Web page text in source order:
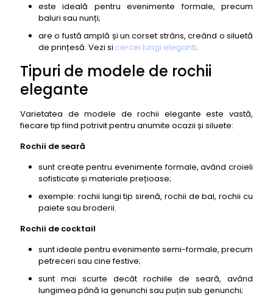
27- Modele de rochii elegante: Rochie de cocktail
cu imprimeu grafic, Stradivarius
28- Modele de rochii elegante: Rochie de ocazie
29- Modele de rochii elegante: Rochie de seară
cu paiete ombre, Asos Edition
cu imprimeu retro, Topshop
imprimeu floral pictat, Ted Baker
32- Modele de rochii elegante: Rochie de cocktail
cu volane asimetrice, Liu Jo
33- Modele de rochii elegante: Rochie de ocazie
cu broderie 3D, Needle & Thread
34- Modele de rochii elegante: Rochie de seară
cu paiete holografice, Revolve
35- Modele de rochii elegante: Rochie de cocktail
cu imprimeu abstract colorat, Pinko
36- Modele de rochii elegante: Rochie de seară
cu imprimeu de stele, Valentino
este ideală pentru evenimente formale, precum
baluri sau nunți;
are o fustă amplă și un corset strâns, creând o siluetă
de prințesă. Vezi si cercei lungi eleganti.
Tipuri de modele de rochii
elegante
Varietatea de modele de rochii elegante este vastă,
fiecare tip fiind potrivit pentru anumite ocazii și siluete:
Rochii de seară
sunt create pentru evenimente formale, având croieli
sofisticate și materiale prețioase;
exemple: rochii lungi tip sirenă, rochii de bal, rochii cu
paiete sau broderii.
Rochii de cocktail
sunt ideale pentru evenimente semi-formale, precum
petreceri sau cine festive;
sunt mai scurte decât rochiile de seară, având
lungimea până la genunchi sau puțin sub genunchi;